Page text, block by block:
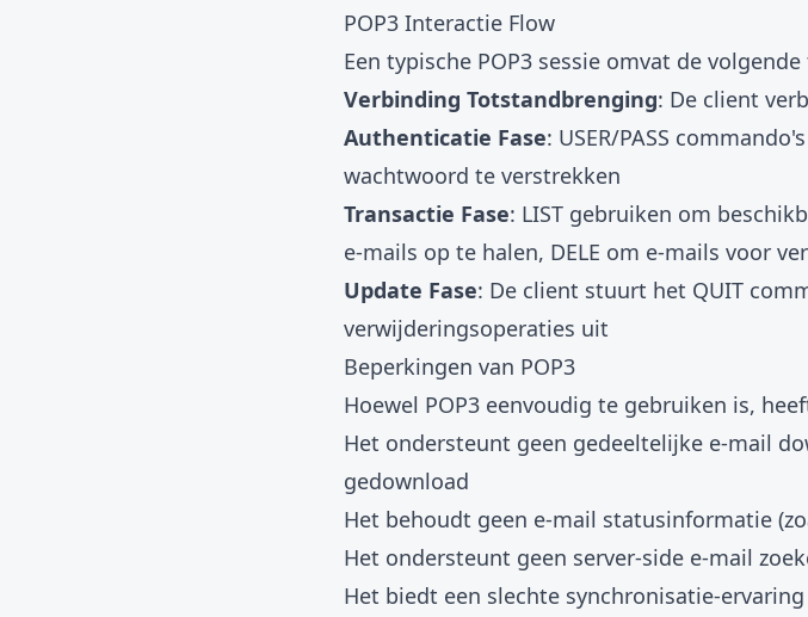
POP3 Interactie Flow
Een typische POP3 sessie omvat de volgende
Verbinding Totstandbrenging: De client
Authenticatie Fase: USER/PASS
wachtwoord te verstrekken
Transactie Fase: LIST gebruiken om
e-mails op te halen, DELE om e-mails voor
Update Fase: De client stuurt het QUIT
verwijderingsoperaties uit
Beperkingen van POP3
Hoewel POP3 eenvoudig te gebruiken is,
Het ondersteunt geen gedeeltelijke e-mail
gedownload
Het behoudt geen e-mail statusinformatie
Het ondersteunt geen server-side e-mail
Het biedt een slechte synchronisatie-